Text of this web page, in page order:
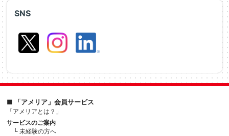
SNS
■ 「アメリア」会員サービス
「アメリアとは？」
サービスのご案内
└ 未経験の方へ